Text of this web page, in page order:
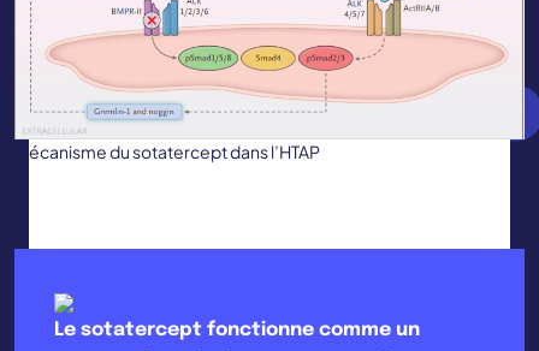
Mécanisme du sotatercept dans l’HTAP
Le sotatercept fonctionne comme un